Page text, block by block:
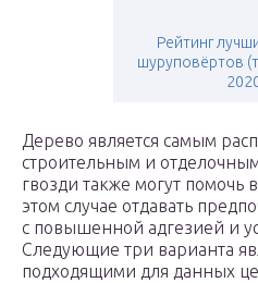
Рейтинг
шуруповёртов
Дерево является самым
строительным и
гвозди также могут помочь
этом случае отдавать
с повышенной адгезией и
Следующие три варианта
подходящими для данных